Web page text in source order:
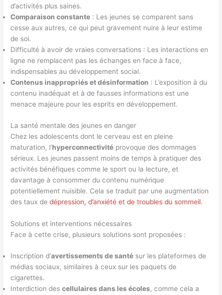
d’activités plus saines.
Comparaison constante : Les jeunes se comparent sans
cesse aux autres, ce qui peut gravement nuire à leur estime
de soi.
Difficulté à avoir de vraies conversations : Les interactions en
ligne ne remplacent pas les échanges en face à face,
indispensables au développement social.
Contenus inappropriés et désinformation : L’exposition à du
contenu inadéquat et à de fausses informations est une
menace majeure pour les esprits en développement.
La santé mentale des jeunes en danger
Chez les adolescents dont le cerveau est en pleine
maturation, l’hyperconnectivité provoque des dommages
sérieux. Les jeunes passent moins de temps à pratiquer des
activités bénéfiques comme le sport ou la lecture, et
davantage à consommer du contenu numérique
potentiellement nuisible. Cela se traduit par une augmentation
des taux dedépression, d’anxiété et de troubles du sommeil.
Solutions et interventions nécessaires
Face à cette crise, plusieurs solutions sont proposées :
Inscription d’avertissements de santé sur les plateformes de
médias sociaux, similaires à ceux sur les paquets de
cigarettes.
Interdiction descellulaires dans les écoles, comme cela a